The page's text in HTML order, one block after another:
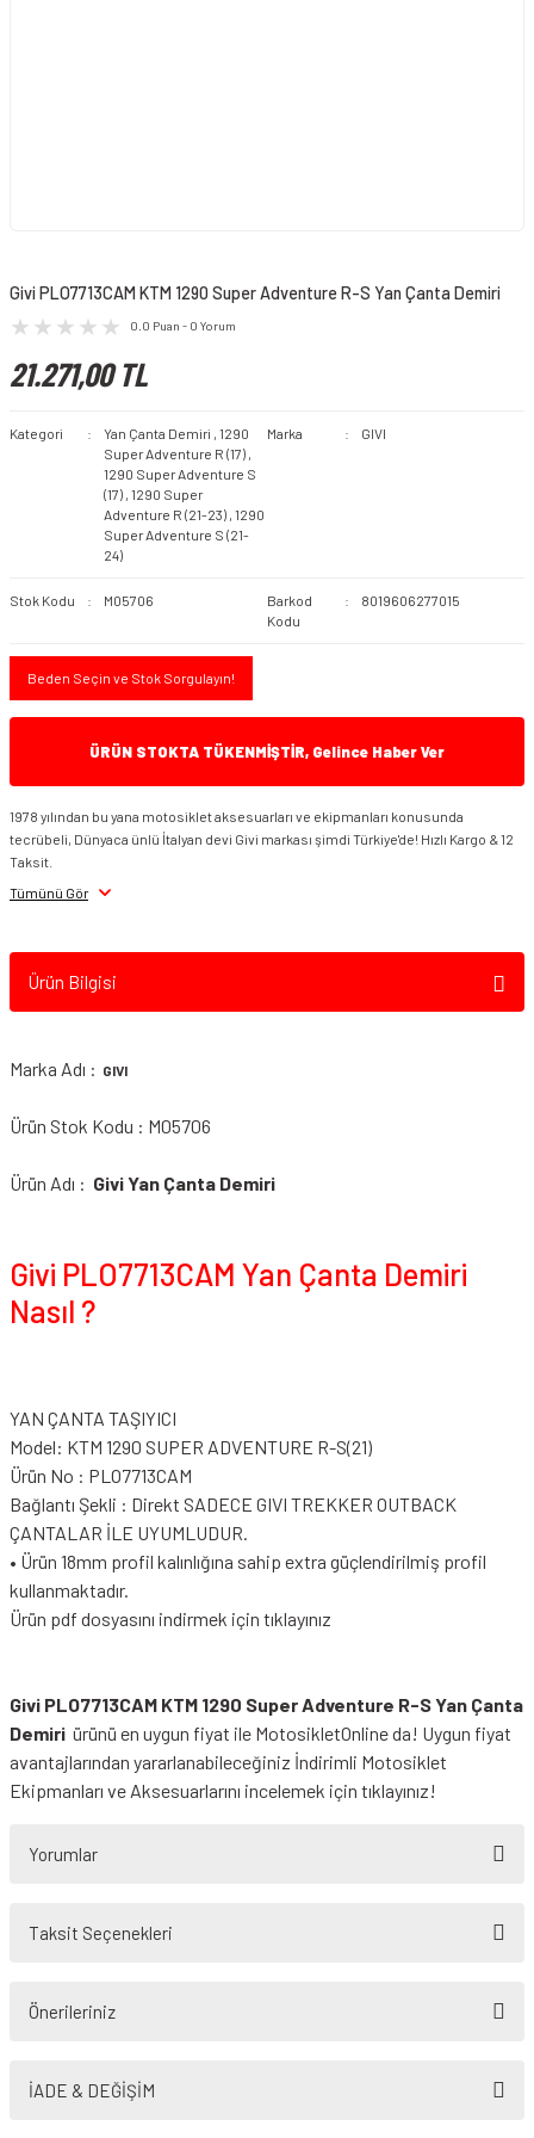
Givi PLO7713CAM KTM 1290 Super Adventure R-S Yan Çanta Demiri
0.0 Puan - 0 Yorum
21.271,00 TL
Kategori Yan Çanta Demiri , 1290
Super Adventure R (17) ,
1290 Super Adventure S
(17) , 1290 Super
Adventure R (21-23) , 1290
Super Adventure S (21-
24)
Marka GIVI
Stok Kodu M05706
Barkod
Kodu
8019606277015
Beden Seçin ve Stok Sorgulayın!
ÜRÜN STOKTA TÜKENMİŞTİR, Gelince Haber Ver
1978 yılından bu yana motosiklet aksesuarları ve ekipmanları konusunda
tecrübeli, Dünyaca ünlü İtalyan devi Givi markası şimdi Türkiye'de! Hızlı Kargo & 12
Taksit.
Tümünü Gör
Ürün Bilgisi
Marka Adı : GIVI
Ürün Stok Kodu : M05706
Ürün Adı : Givi Yan Çanta Demiri
Givi PLO7713CAM Yan Çanta Demiri
Nasıl ?
YAN ÇANTA TAŞIYICI
Model: KTM 1290 SUPER ADVENTURE R-S(21)
Ürün No : PLO7713CAM
Bağlantı Şekli : Direkt SADECE GIVI TREKKER OUTBACK
ÇANTALAR İLE UYUMLUDUR.
• Ürün 18mm profil kalınlığına sahip extra güçlendirilmiş profil
kullanmaktadır.
Ürün pdf dosyasını indirmek için tıklayınız
Givi PLO7713CAM KTM 1290 Super Adventure R-S Yan Çanta
Demiri ürünü en uygun fiyat ile MotosikletOnline da! Uygun fiyat
avantajlarından yararlanabileceğiniz İndirimli Motosiklet
Ekipmanları ve Aksesuarlarını incelemek için tıklayınız!
Yorumlar
Taksit Seçenekleri
Önerileriniz
yetersiz gördüğünüz noktaları öneri formunu kullanarak tarafımıza
İADE & DEĞİŞİM